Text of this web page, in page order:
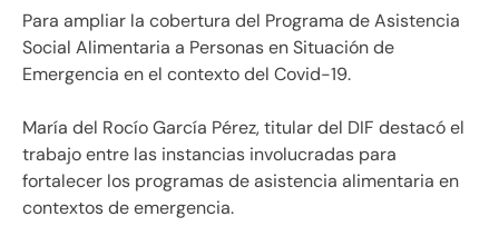
Para ampliar la cobertura del Programa de Asistencia
Social Alimentaria a Personas en Situación de
Emergencia en el contexto del Covid-19.
María del Rocío García Pérez, titular del DIF destacó el
trabajo entre las instancias involucradas para
fortalecer los programas de asistencia alimentaria en
contextos de emergencia.